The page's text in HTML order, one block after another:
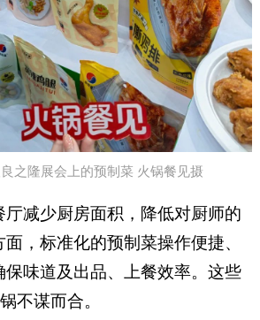
之隆展会上的预制菜 火锅餐见摄
减少厨房面积，降低对厨师的
，标准化的预制菜操作便捷、
保味道及出品、上餐效率。这些
不谋而合。